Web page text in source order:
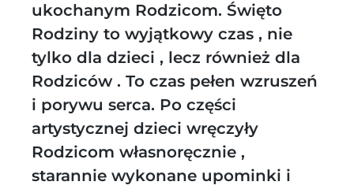
ukochanym Rodzicom. Święto
Rodziny to wyjątkowy czas , nie
tylko dla dzieci , lecz również dla
Rodziców . To czas pełen wzruszeń
i porywu serca. Po części
artystycznej dzieci wręczyły
Rodzicom własnoręcznie ,
starannie wykonane upominki i